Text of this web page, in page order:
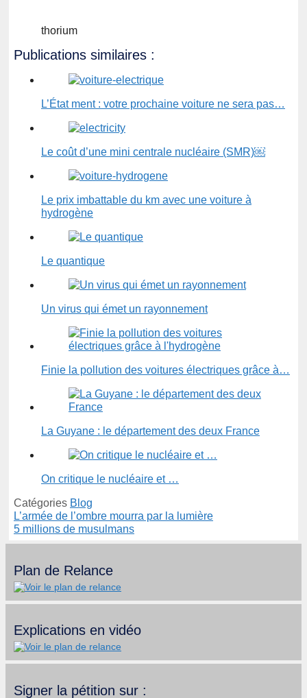
thorium
Publications similaires :
L’État ment : votre prochaine voiture ne sera pas…
Le coût d’une mini centrale nucléaire (SMR)￼
Le prix imbattable du km avec une voiture à
hydrogène
Le quantique
Un virus qui émet un rayonnement
Finie la pollution des voitures électriques grâce à…
La Guyane : le département des deux France
On critique le nucléaire et …
Catégories Blog
L’armée de l’ombre mourra par la lumière
5 millions de musulmans
Plan de Relance
Explications en vidéo
Signer la pétition sur :